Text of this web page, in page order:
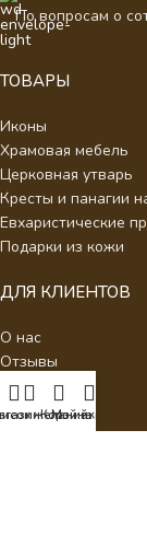
По вопросам о
ТОВАРЫ
Иконы
Храмовая мебель
Церковная утварь
Кресты и панагии
Евхаристические
Подарки из кожи
ДЛЯ КЛИЕНТОВ
О нас
Отзывы
Новости
Каталогжеланий
Корзина
Мой аккаунт